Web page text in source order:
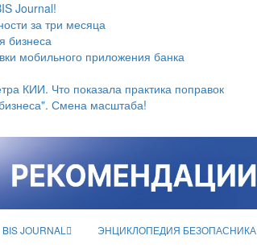
Journal!
за три месяца
бизнеса
мобильного приложения банка
КИИ. Что показала практика поправок
Смена масштаба!
BIS JOURNAL ЭНЦИКЛОПЕДИЯ БЕЗОПАСНИКА